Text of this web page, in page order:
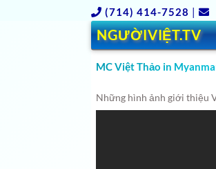
(714) 414-7528 |
NGƯỜIVIỆT.TV
MC Việt Thảo in
Những hình ảnh giới thiệu